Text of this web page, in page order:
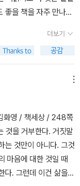
로 각색하여 상연하고
그 까닭을 알아차렸
여태껏 그것을 잊어
생각이 문득 떠오
일까지 합쳐서 나
그의 마음에 탐탁하
보면 엄마의 장례식
니고, 또 다른한편으로
것이다.물론 그렇다
니다.39소감: 무려 프
구나! 새삼 놀래며 그
겨져 있어서 아쉽다
기록>(도스토옙스키의
없다'와 <성>의 한
혀내기가 어렵다'를 비
류는 <죽음의 집의 기
해 대부분의 번역본에
<유형지에서>라는
으로 잘못 옮기고 있
어째서 이런 오류가
의 오인과 착각을 필
을 듯한데, 저자 카뮈
품'이라는 설명이 빠
로크 정부론 (이근용
(정윤석 / 서울대학
르타 (헤르만 헤세 /
(손기화(글) / 주경
홉스 <리바이어던>
​) (2017-27) 이방인
좋을 책을 자주 만나고
올해 최고의 책은 뒤
얇지 않은 두께지만
더보기
화영 / 책세상 / 248쪽
을 거부한다. 거짓말
는 것만이 아니다. 그것
마음에 대한 것일 때
다. 그런데 이건 삶을